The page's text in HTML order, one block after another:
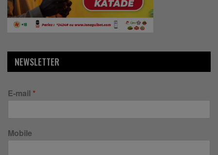
NEWSLETTER
E-mail *
Mobile